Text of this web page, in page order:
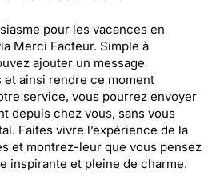
pour les vacances en
Merci Facteur. Simple à
ajouter un message
et ainsi rendre ce moment
service, vous pourrez envoyer
depuis chez vous, sans vous
Faites vivre l’expérience de la
et montrez-leur que vous pensez
inspirante et pleine de charme.